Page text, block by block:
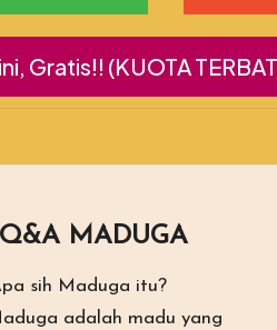
Gratis!! (KUOTA
MADUGA
sih Maduga itu?
adalah madu yang